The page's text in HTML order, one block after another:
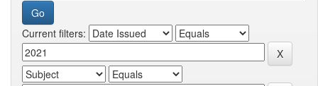
Current filters: